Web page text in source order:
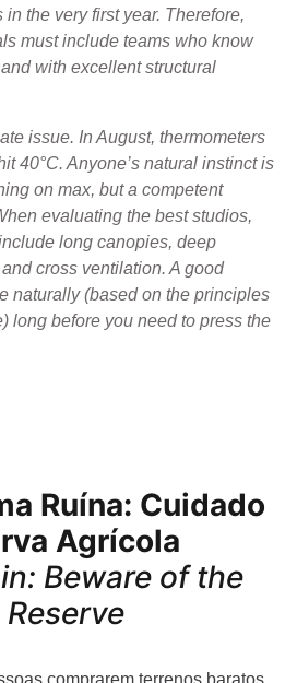
the very first year. Therefore,
must include teams who know
with excellent structural
issue. In August, thermometers
40°C. Anyone’s natural instinct is
on max, but a competent
evaluating the best studios,
long canopies, deep
cross ventilation. A good
naturally (based on the principles
long before you need to press the
Ruína: Cuidado
Agrícola
Beware of the
comprarem terrenos baratos